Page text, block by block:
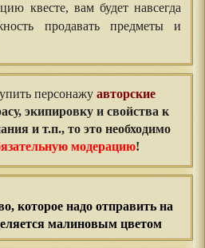
квесте, вам будет навсегда
продавать предметы и
персонажу авторские
экипировку и свойства к
и т.п., то это необходимо
модерацию!
которое надо отправить на
малиновым цветом